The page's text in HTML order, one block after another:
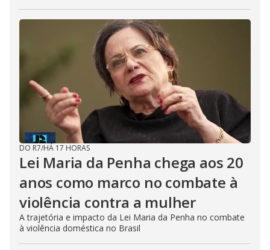
DO R7/HÁ 17 HORAS
Lei Maria da Penha chega aos 20
anos como marco no combate à
violência contra a mulher
A trajetória e impacto da Lei Maria da Penha no combate
à violência doméstica no Brasil